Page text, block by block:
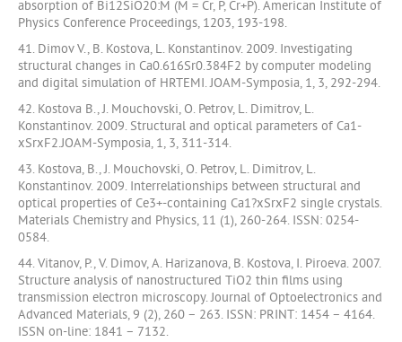
absorption of Bi12SiO20:M (M = Cr, P, Cr+P). American Institute of
Physics Conference Proceedings, 1203, 193-198.
41. Dimov V., B. Kostova, L. Konstantinov. 2009. Investigating
structural changes in Ca0.616Sr0.384F2 by computer modeling
and digital simulation of HRTEMI. JOAM-Symposia, 1, 3, 292-294.
42. Kostova B., J. Mouchovski, O. Petrov, L. Dimitrov, L.
Konstantinov. 2009. Structural and optical parameters of Ca1-
xSrxF2.JOAM-Symposia, 1, 3, 311-314.
43. Kostova, B., J. Mouchovski, O. Petrov, L. Dimitrov, L.
Konstantinov. 2009. Interrelationships between structural and
optical properties of Ce3+-containing Ca1?xSrxF2 single crystals.
Materials Chemistry and Physics, 11 (1), 260-264. ISSN: 0254-
0584.
44. Vitanov, P., V. Dimov, A. Harizanova, B. Kostova, I. Piroeva. 2007.
Structure analysis of nanostructured TiO2 thin films using
transmission electron microscopy. Journal of Optoelectronics and
Advanced Materials, 9 (2), 260 – 263. ISSN: PRINT: 1454 – 4164.
ISSN on-line: 1841 – 7132.